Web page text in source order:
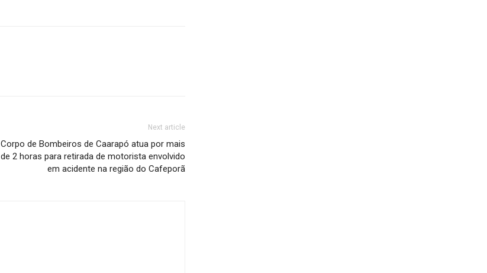
Next article
Corpo de Bombeiros de Caarapó atua por mais
de 2 horas para retirada de motorista envolvido
em acidente na região do Cafeporã